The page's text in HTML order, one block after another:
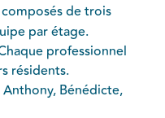
de trois
par étage.
professionnel
résidents.
Bénédicte,